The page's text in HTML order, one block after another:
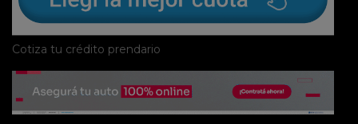
Cotiza tu crédito prendario